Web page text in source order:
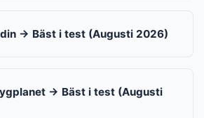
→ Bäst i test (Augusti 2026)
→ Bäst i test (Augusti